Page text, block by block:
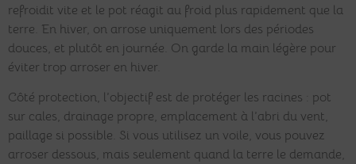
refroidit vite et le pot réagit au froid plus rapidement que la
terre. En hiver, on arrose uniquement lors des périodes
douces, et plutôt en journée. On garde la main légère pour
éviter trop arroser en hiver.
Côté protection, l’objectif est de protéger les racines : pot
sur cales, drainage propre, emplacement à l’abri du vent,
paillage si possible. Si vous utilisez un voile, vous pouvez
arroser dessous, mais seulement quand la terre le demande,